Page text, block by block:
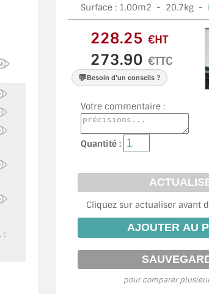
:
Surface : 1.00m2 - 20.7kg -
€HT
€TTC
💬Besoin d'un conseils ?
Votre commentaire :
Quantité :
Cliquez sur actualiser avant
pour comparer